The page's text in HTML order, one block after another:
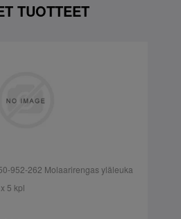
TUOTTEET
952-262 Molaarirengas yläleuka
5 kpl